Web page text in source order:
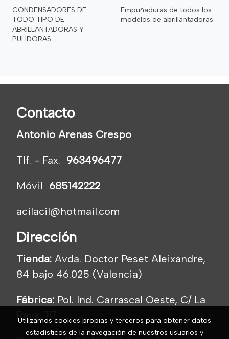
CONDENSADORES DE
TODO TIPO DE
ABRILLANTADORAS Y
PULIDORAS ...
Empuñaduras de todos los
modelos de abrillantadoras
Contacto
Antonio Arenas Crespo
Tlf. - Fax. 963496477
Móvil 685142222
acilacil@hotmail.com
Dirección
Tienda: Avda. Doctor Peset Aleixandre,
84 bajo 46.025 (Valencia)
Fábrica: Pol. Ind. Carrascal Oeste, C/ La
Raya, 117
Utilizamos cookies propias y terceros para obtener datos
estadísticos de la navegación de nuestros usuarios y